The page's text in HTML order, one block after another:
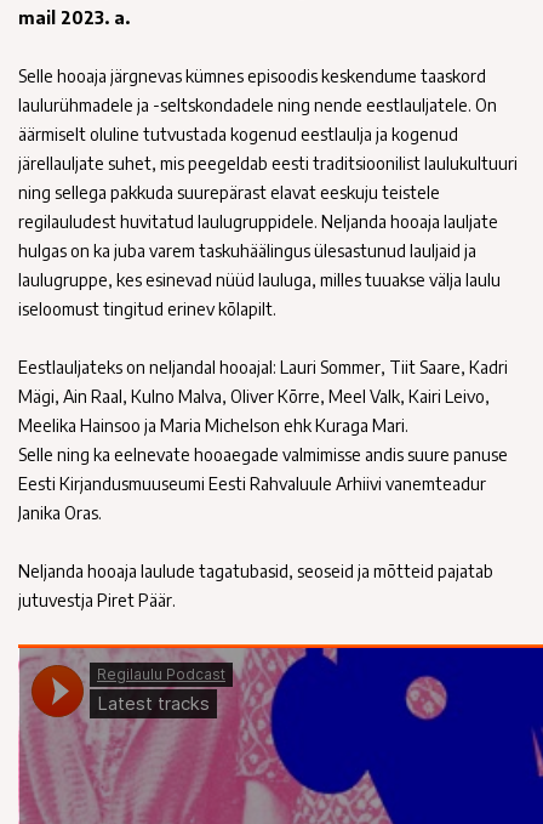
mail 2023. a.
Selle hooaja järgnevas kümnes episoodis keskendume taaskord
laulurühmadele ja -seltskondadele ning nende eestlauljatele. On
äärmiselt oluline tutvustada kogenud eestlaulja ja kogenud
järellauljate suhet, mis peegeldab eesti traditsioonilist laulukultuuri
ning sellega pakkuda suurepärast elavat eeskuju teistele
regilauludest huvitatud laulugruppidele. Neljanda hooaja lauljate
hulgas on ka juba varem taskuhäälingus ülesastunud lauljaid ja
laulugruppe, kes esinevad nüüd lauluga, milles tuuakse välja laulu
iseloomust tingitud erinev kõlapilt.
Eestlauljateks on neljandal hooajal: Lauri Sommer, Tiit Saare, Kadri
Mägi, Ain Raal, Kulno Malva, Oliver Kõrre, Meel Valk, Kairi Leivo,
Meelika Hainsoo ja Maria Michelson ehk Kuraga Mari.
Selle ning ka eelnevate hooaegade valmimisse andis suure panuse
Eesti Kirjandusmuuseumi Eesti Rahvaluule Arhiivi vanemteadur
Janika Oras.
Neljanda hooaja laulude tagatubasid, seoseid ja mõtteid pajatab
jutuvestja Piret Päär.